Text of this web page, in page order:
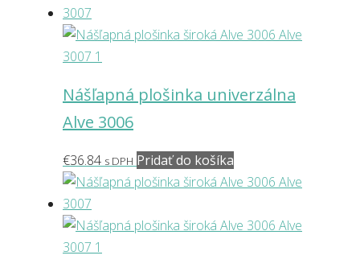
Nášľapná plošinka univerzálna
Alve 3006
€36.84 s DPH Pridať do košíka